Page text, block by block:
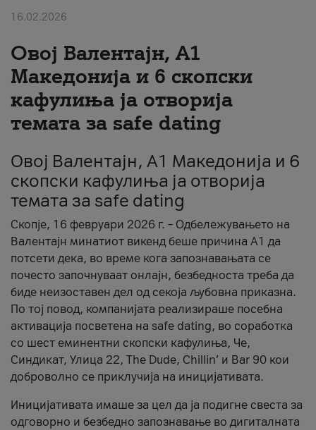
#ПодобарОнлајн
16.02.2026
Овој Валентајн, A1
Македонија и 6 скопски
кафулиња ја отворија
темата за safe dating
Овој Валентајн, A1 Македонија и 6
скопски кафулиња ја отворија
темата за safe dating
Скопје, 16 февруари 2026 г. – Одбележувањето на
Валентајн минатиот викенд беше причина А1 да
потсети дека, во време кога запознавањата се
почесто започнуваат онлајн, безбедноста треба да
биде неизоставен дел од секоја љубовна приказна.
По тој повод, компанијата реализираше посебна
активација посветена на safe dating, во соработка
со шест еминентни скопски кафулиња, Че,
Синдикат, Улица 22, The Dude, Chillin’ и Bar 90 кои
доброволно се приклучија на иницијативата.
Иницијативата имаше за цел да ја подигне свеста за
одговорно и безбедно запознавање во дигиталната